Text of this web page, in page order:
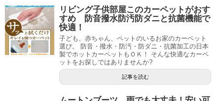
リビング子供部屋このカーペットがおす
すめ 防音撥水防汚防ダニと抗菌機能で
快適！
子ども、赤ちゃん、ペットのいるお家のカーペット
選び。 防音・撥水・防汚・防ダニ・抗菌加工の日本
製でホットカーペットもＯＫ！ そんな快適なカーペ
ットをお探しではありませんか?
記事を読む